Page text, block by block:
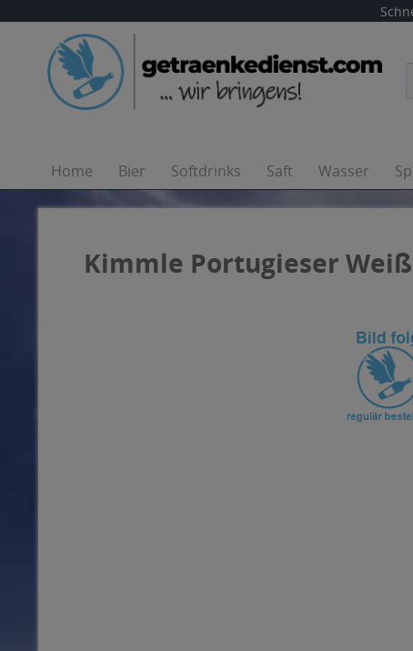
Home Bier Softdrinks Saft Wasser
Kimmle Portugieser